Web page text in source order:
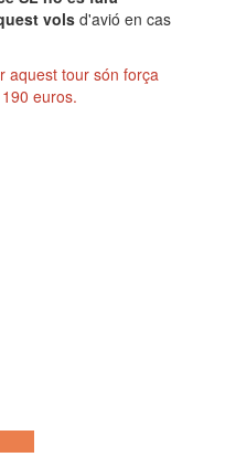
vols d'avió en cas
aquest tour són força
euros.